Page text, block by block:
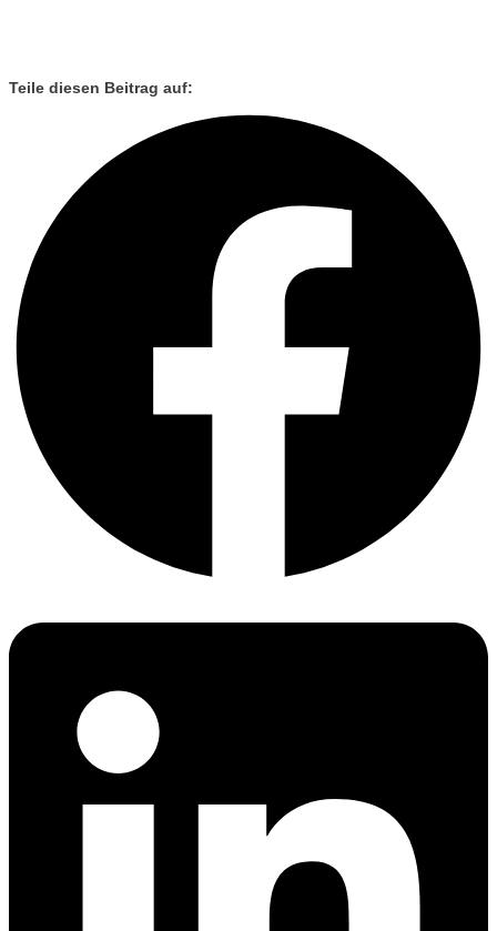
Teile diesen Beitrag auf: